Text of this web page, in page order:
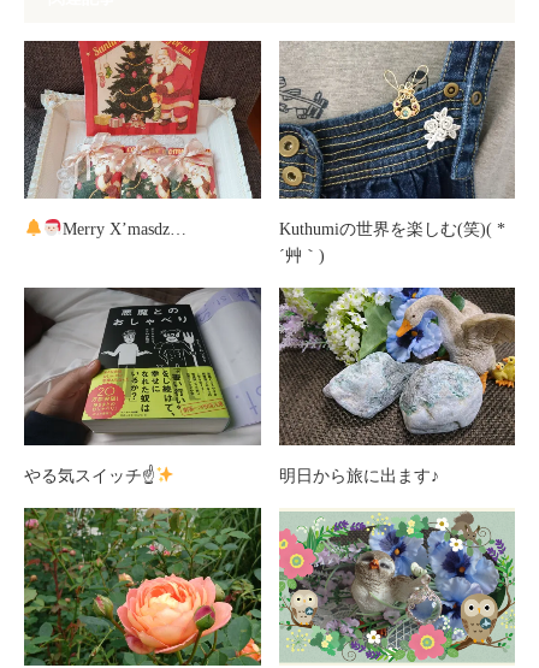
Merry X’masǳ…
Kuthumiの世界を楽しむ(笑)( *
´艸｀)
やる気スイッチ☝ 明日から旅に出ます♪